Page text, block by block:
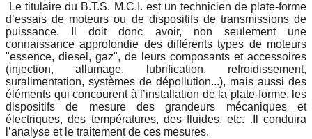
Le titulaire du B.T.S. M.C.I. est un technicien de plate-forme
d’essais de moteurs ou de dispositifs de transmissions de
puissance. Il doit donc avoir, non seulement une
connaissance approfondie des différents types de moteurs
"essence, diesel, gaz", de leurs composants et accessoires
(injection, allumage, lubrification, refroidissement,
suralimentation, systèmes de dépollution...), mais aussi des
éléments qui concourent à l’installation de la plate-forme, les
dispositifs de mesure des grandeurs mécaniques et
électriques, des températures, des fluides, etc. .Il conduira
l’analyse et le traitement de ces mesures.